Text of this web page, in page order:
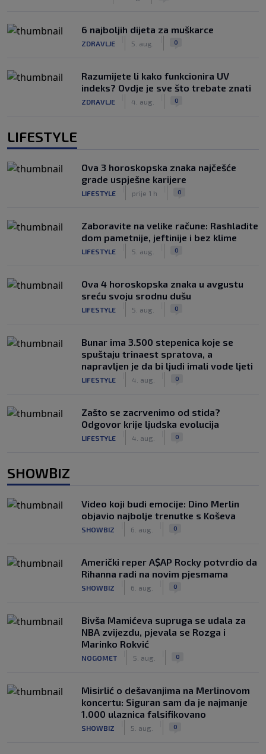
6 najboljih dijeta za muškarce
ZDRAVLJE 5. aug. 0
Razumijete li kako funkcionira UV
indeks? Ovdje je sve što trebate znati
ZDRAVLJE 4. aug. 0
LIFESTYLE
Ova 3 horoskopska znaka najčešće
grade uspješne karijere
LIFESTYLE prije 1 h 0
Zaboravite na velike račune: Rashladite
dom pametnije, jeftinije i bez klime
LIFESTYLE 5. aug. 0
Ova 4 horoskopska znaka u avgustu
sreću svoju srodnu dušu
LIFESTYLE 5. aug. 0
Bunar imа 3.500 stepenica koje se
spuštaju trinaest spratova, a
napravljen je da bi ljudi imali vode ljeti
LIFESTYLE 4. aug. 0
Zašto se zacrvenimo od stida?
Odgovor krije ljudska evolucija
LIFESTYLE 4. aug. 0
SHOWBIZ
Video koji budi emocije: Dino Merlin
objavio najbolje trenutke s Koševa
SHOWBIZ 6. aug. 0
Američki reper A$AP Rocky potvrdio da
Rihanna radi na novim pjesmama
SHOWBIZ 6. aug. 0
Bivša Mamićeva supruga se udala za
NBA zvijezdu, pjevala se Rozga i
Marinko Rokvić
NOGOMET 5. aug. 0
Misirlić o dešavanjima na Merlinovom
koncertu: Siguran sam da je najmanje
1.000 ulaznica falsifikovano
SHOWBIZ 5. aug. 0